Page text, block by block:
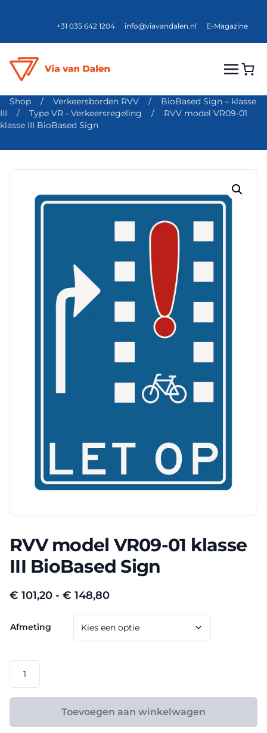
+31 035 642 1204 info@viavandalen.nl E-Magazine
Shop / Verkeersborden RVV /
BioBased Sign – klasse
III
/ Type VR - Verkeersregeling /
RVV model VR09-01
klasse III BioBased Sign
RVV model VR09-01 klasse
III BioBased Sign
€ 101,20 - € 148,80Prijsklasse:
€ 101,20
tot
€ 148,80
Afmeting
VR09-
klasse
Toevoegen aan winkelwagen